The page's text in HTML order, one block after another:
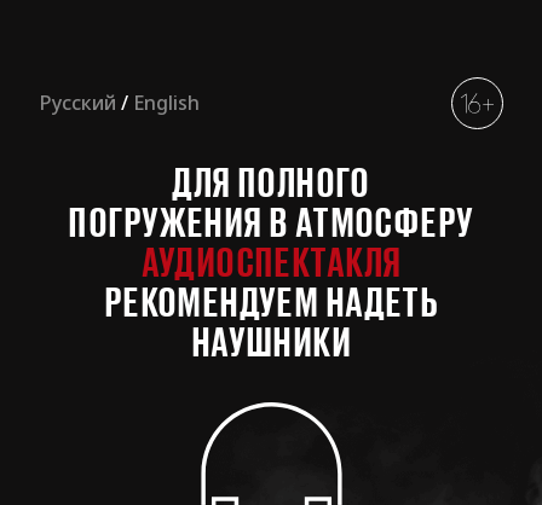
Русский / English
ДЛЯ ПОЛНОГО
РЕКОМЕНДУЕМ НАДЕТЬ
НАУШНИКИ